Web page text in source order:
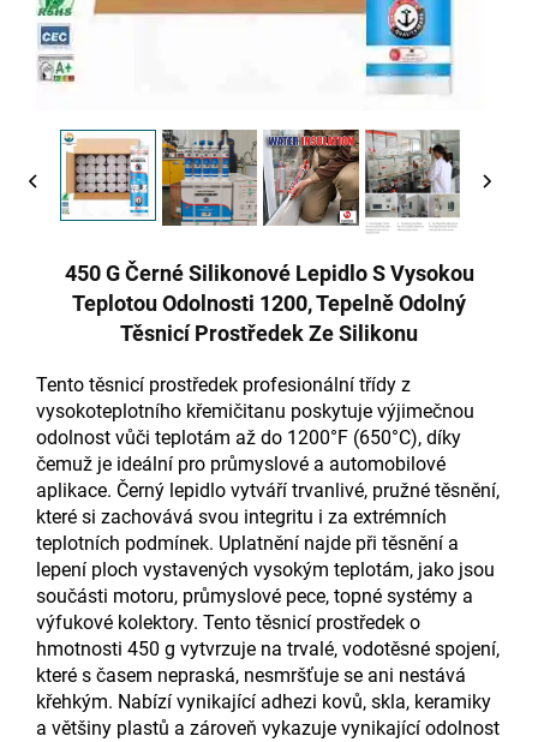
450 G Černé Silikonové Lepidlo S Vysokou
Teplotou Odolnosti 1200, Tepelně Odolný
Těsnicí Prostředek Ze Silikonu
Tento těsnicí prostředek profesionální třídy z
vysokoteplotního křemičitanu poskytuje výjimečnou
odolnost vůči teplotám až do 1200°F (650°C), díky
čemuž je ideální pro průmyslové a automobilové
aplikace. Černý lepidlo vytváří trvanlivé, pružné těsnění,
které si zachovává svou integritu i za extrémních
teplotních podmínek. Uplatnění najde při těsnění a
lepení ploch vystavených vysokým teplotám, jako jsou
součásti motoru, průmyslové pece, topné systémy a
výfukové kolektory. Tento těsnicí prostředek o
hmotnosti 450 g vytvrzuje na trvalé, vodotěsné spojení,
které s časem nepraská, nesmršťuje se ani nestává
křehkým. Nabízí vynikající adhezi kovů, skla, keramiky
a většiny plastů a zároveň vykazuje vynikající odolnost